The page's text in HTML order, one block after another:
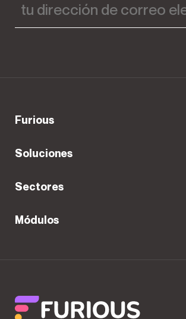
Furious
Soluciones
Sectores
Módulos